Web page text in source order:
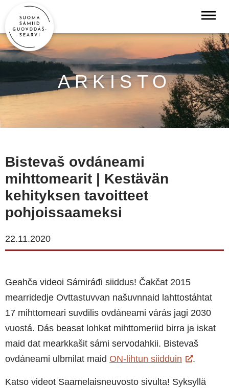
ARKISTO
Bistevaš ovdáneami
mihttomearit | Kestävän
kehityksen tavoitteet
pohjoissaameksi
22.11.2020
Geahča videoi Sámiráđi siiddus! Čakčat 2015
mearridedje Ovttastuvvan našuvnnaid lahttostáhtat
17 mihttomeari suvdilis ovdáneami várás jagi 2030
vuostá. Dás beasat lohkat mihttomeriid birra ja iskat
maid dat mearkkašit sámi servodahkii. Bistevaš
ovdáneami ulbmilat maid ON-lihtun siidduin .
Katso videot Saamelaisneuvosto sivulta! Syksyllä